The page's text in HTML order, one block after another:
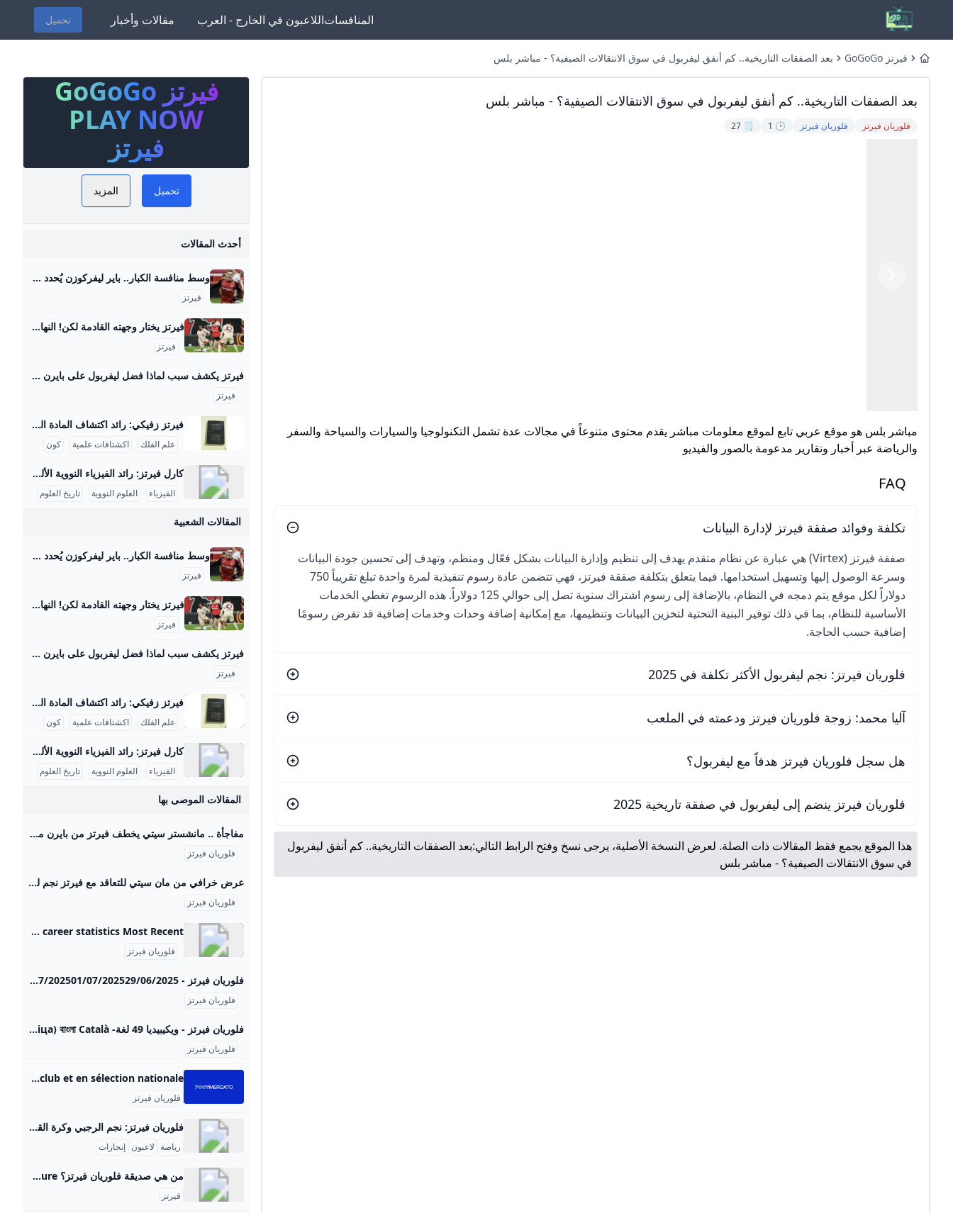
المنافساتاللاعبون في الخارج - العرب مقالات وأخبار تحميل
Homeفيرتز GoGoGo بعد الصفقات التاريخية.. كم أنفق ليفربول في سوق الانتقالات الصيفية؟ - مباشر بلس
بعد الصفقات التاريخية.. كم أنفق ليفربول في سوق الانتقالات الصيفية؟ - مباشر بلس
فلوريان فيرتز فلوريان فيرتز 🕒 1
🗒️ 27
مباشر بلس هو موقع عربي تابع لموقع معلومات مباشر يقدم محتوى متنوعاً في مجالات عدة تشمل التكنولوجيا والسيارات والسياحة والسفر
والرياضة عبر أخبار وتقارير مدعومة بالصور والفيديو
FAQ
تكلفة وفوائد صفقة فيرتز لإدارة البيانات
صفقة فيرتز (Virtex) هي عبارة عن نظام متقدم يهدف إلى تنظيم وإدارة البيانات بشكل فعّال ومنظم، وتهدف إلى تحسين جودة البيانات
وسرعة الوصول إليها وتسهيل استخدامها. فيما يتعلق بتكلفة صفقة فيرتز، فهي تتضمن عادة رسوم تنفيذية لمرة واحدة تبلغ تقريباً 750
دولاراً لكل موقع يتم دمجه في النظام، بالإضافة إلى رسوم اشتراك سنوية تصل إلى حوالي 125 دولاراً. هذه الرسوم تغطي الخدمات
الأساسية للنظام، بما في ذلك توفير البنية التحتية لتخزين البيانات وتنظيمها، مع إمكانية إضافة وحدات وخدمات إضافية قد تفرض رسومًا
إضافية حسب الحاجة.
فلوريان فيرتز: نجم ليفربول الأكثر تكلفة في 2025
آليا محمد: زوجة فلوريان فيرتز ودعمته في الملعب
هل سجل فلوريان فيرتز هدفاً مع ليفربول؟
فلوريان فيرتز ينضم إلى ليفربول في صفقة تاريخية 2025
هذا الموقع يجمع فقط المقالات ذات الصلة. لعرض النسخة الأصلية، يرجى نسخ وفتح الرابط التالي:بعد الصفقات التاريخية.. كم أنفق ليفربول
في سوق الانتقالات الصيفية؟ - مباشر بلس
فيرتز GoGoGo
PLAY NOW
فيرتز
تحميل المزيد
أحدث المقالات
وسط منافسة الكبار.. باير ليفركوزن يُحدد سعر بيع فلوريان فيرتز صحيفة الوطن حدد مسئولو نادي باير ليفركوزن الألماني سعر بيع فلوريان فيرتز، لاعب خط وسط الفريق الأول لكرة القدم بالنادي، في الميركاتو الصيفي المقبل، وذلك في ظل وجود منافسة مشتعلة بين كبار الأندية الأوروبية… {{ article.article_subtitle }} {{ authorName() }} {{ article.author_description }} {{ article.formatted_date }}epa11762162 Florian Wirtz of Leverkusen celebrates after scoring the 1-0 lead during the German Bundesliga soccer match between Bayer 04 Leverkusen and FC St. Pauli in Leverkusen, Germany, 07 December 2024.
فيرتز
فيرتز يختار وجهته القادمة لكن! النهار فيرتز اتفق مع إدارة بايرن ميونيخ الجريدة مواقعنا لبنان عربي بودكاست تسجيل الدخول اشترك - الرئيسية عيش لبنان اقتصاد وأعمال تحقيقات مقالات كتاب النهار آراء منبر كتاب النهار 29-08-2025 | 05:37 استعادة النظام السوري السجناء واللاجئين معاً مؤشّر لنية بناء دولة كتاب النهار 29-08-2025 | 05:30 أيّ رسائل مخفيّة لحراك “حزب الله” السياسي المكثّف؟ رياضة كرة قدم كرة سلة كرة مضرب رياضة ميكانيكية ألعاب قتالية الغولف رياضات أخرى رياضة 29-08-2025 | 06:25 شربل أبو خطار لـ"النهار": الرياضة دواء ومفتاح النجاح الدراسي رياضة 28-08-2025 | 17:06 ازدواج الجنسية… أزمة مستمرّة لنجوم كرة القدم
فيرتز
فيرتز يكشف سبب لماذا فضل ليفربول على بايرن ميونخ - بوابة السعودية نيوز يحاول الفريق بناء نفسه بشكل قوي ليكون قادراً على المنافسة على أعلى مستوى تحت قيادة المدرب آرني سلوت وقد أظهر الفريق أداءً مميزاً في سوق الانتقالات هذا الصيف، انتقال اللاعب إلى ليفربول يمثل تحدياً كبيراً بالنسبة له، حيث قال: “لقد كانت خطوة أصعب أن أترك هذا المحيط وأذهب لبلد آخر مع كل ما يتضمنه من تغييرات وألعب في دوري جديد بأسلوب لعب مختلف”. اختيار واعٍ أضاف اللاعب: “لقد انتقلت لتحدي أكبر، تحدي اخترت خوضه بوعي من أجل أن أنجح وأصبح لاعباً أفضل , لقد اخترت الانتقال إلى ليفربول كقرار واعٍ بالنسبة لي كي أصبح أفضل”.
فيرتز
فيرتز زفيكي: رائد اكتشاف المادة المظلمة والنجوم النيوترونية يسرني تقديم مقال مفصل عن شخصية فريتز زفيكي وإسهاماته العلمية في علم الفلك: فريتز زفيكي: رائد اكتشاف المادة المظلمة والنجوم النيوترونية فريتز زفيكي (14 فبراير 1898 - 8 فبراير 1974) كان عالم فلك سويسري عمل معظم حياته في معهد كاليفورنيا للتكنولوجيا بالولايات المتحدة، وأحدث ثورة في فهمنا للكون من خلال أفكاره واكتشافاته الرائدة. تلقى تعليمه الثانوي في زيوريخ، ثم درس الرياضيات والفيزياء التجريبية بين 1917 و1925 على يد كبار العلماء أمثال أوجوست بيكارد وألبرت أينشتاين، مما أكسبه قاعدة علمية راسخة ساعدته في إرساء أسس علم الفلك الحديث.
علم الفلك اكشتافات علمية كون
كارل فيرتز: رائد الفيزياء النووية الألماني كيرل فيرتز هو عالم فيزياء نووية ألماني بارز وُلد في 24 أبريل 1910 في كولونيا وتوفي في 12 فبراير 1994. حصل على شهادة الدكتوراه في عام 1934 بعد دراسته الفيزياء والكيمياء والرياضيات في جامعات بون وفرايبورغ وبريسلّاو. درّس بعد ذلك كمساعد تدريس لوزير التعليم الألماني كارل فريدريش بونهوفر في جامعة لايبتزغ، وكان عضواً في رابطة المعلمين النازية خلال الفترة النازية في ألمانيا، رغم أنه لم يكن عضواً في الحزب النازي. مهنياً، تميز فيرتز بعمله في معهد كايزر فيلهلم للفيزياء في برلين منذ عام 1937، حيث عمل على تصميم المفاعلات النووية خلال الحرب العالمية الثانية، وبالأخص مفاعل الطبقات الأفقية، بالإضافة إلى قيادة قسم التجارب في المعهد الذي نقل إلى هيتشينجن لتجنب تأثير القصف الجوي في 1944.
الفيزياء العلوم النووية تاريخ العلوم
المقالات الشعبية
وسط منافسة الكبار.. باير ليفركوزن يُحدد سعر بيع فلوريان فيرتز صحيفة الوطن حدد مسئولو نادي باير ليفركوزن الألماني سعر بيع فلوريان فيرتز، لاعب خط وسط الفريق الأول لكرة القدم بالنادي، في الميركاتو الصيفي المقبل، وذلك في ظل وجود منافسة مشتعلة بين كبار الأندية الأوروبية… {{ article.article_subtitle }} {{ authorName() }} {{ article.author_description }} {{ article.formatted_date }}epa11762162 Florian Wirtz of Leverkusen celebrates after scoring the 1-0 lead during the German Bundesliga soccer match between Bayer 04 Leverkusen and FC St. Pauli in Leverkusen, Germany, 07 December 2024.
فيرتز
فيرتز يختار وجهته القادمة لكن! النهار فيرتز اتفق مع إدارة بايرن ميونيخ الجريدة مواقعنا لبنان عربي بودكاست تسجيل الدخول اشترك - الرئيسية عيش لبنان اقتصاد وأعمال تحقيقات مقالات كتاب النهار آراء منبر كتاب النهار 29-08-2025 | 05:37 استعادة النظام السوري السجناء واللاجئين معاً مؤشّر لنية بناء دولة كتاب النهار 29-08-2025 | 05:30 أيّ رسائل مخفيّة لحراك “حزب الله” السياسي المكثّف؟ رياضة كرة قدم كرة سلة كرة مضرب رياضة ميكانيكية ألعاب قتالية الغولف رياضات أخرى رياضة 29-08-2025 | 06:25 شربل أبو خطار لـ"النهار": الرياضة دواء ومفتاح النجاح الدراسي رياضة 28-08-2025 | 17:06 ازدواج الجنسية… أزمة مستمرّة لنجوم كرة القدم
فيرتز
فيرتز يكشف سبب لماذا فضل ليفربول على بايرن ميونخ - بوابة السعودية نيوز يحاول الفريق بناء نفسه بشكل قوي ليكون قادراً على المنافسة على أعلى مستوى تحت قيادة المدرب آرني سلوت وقد أظهر الفريق أداءً مميزاً في سوق الانتقالات هذا الصيف، انتقال اللاعب إلى ليفربول يمثل تحدياً كبيراً بالنسبة له، حيث قال: “لقد كانت خطوة أصعب أن أترك هذا المحيط وأذهب لبلد آخر مع كل ما يتضمنه من تغييرات وألعب في دوري جديد بأسلوب لعب مختلف”. اختيار واعٍ أضاف اللاعب: “لقد انتقلت لتحدي أكبر، تحدي اخترت خوضه بوعي من أجل أن أنجح وأصبح لاعباً أفضل , لقد اخترت الانتقال إلى ليفربول كقرار واعٍ بالنسبة لي كي أصبح أفضل”.
فيرتز
فيرتز زفيكي: رائد اكتشاف المادة المظلمة والنجوم النيوترونية يسرني تقديم مقال مفصل عن شخصية فريتز زفيكي وإسهاماته العلمية في علم الفلك: فريتز زفيكي: رائد اكتشاف المادة المظلمة والنجوم النيوترونية فريتز زفيكي (14 فبراير 1898 - 8 فبراير 1974) كان عالم فلك سويسري عمل معظم حياته في معهد كاليفورنيا للتكنولوجيا بالولايات المتحدة، وأحدث ثورة في فهمنا للكون من خلال أفكاره واكتشافاته الرائدة. تلقى تعليمه الثانوي في زيوريخ، ثم درس الرياضيات والفيزياء التجريبية بين 1917 و1925 على يد كبار العلماء أمثال أوجوست بيكارد وألبرت أينشتاين، مما أكسبه قاعدة علمية راسخة ساعدته في إرساء أسس علم الفلك الحديث.
علم الفلك اكشتافات علمية كون
كارل فيرتز: رائد الفيزياء النووية الألماني كيرل فيرتز هو عالم فيزياء نووية ألماني بارز وُلد في 24 أبريل 1910 في كولونيا وتوفي في 12 فبراير 1994. حصل على شهادة الدكتوراه في عام 1934 بعد دراسته الفيزياء والكيمياء والرياضيات في جامعات بون وفرايبورغ وبريسلّاو. درّس بعد ذلك كمساعد تدريس لوزير التعليم الألماني كارل فريدريش بونهوفر في جامعة لايبتزغ، وكان عضواً في رابطة المعلمين النازية خلال الفترة النازية في ألمانيا، رغم أنه لم يكن عضواً في الحزب النازي. مهنياً، تميز فيرتز بعمله في معهد كايزر فيلهلم للفيزياء في برلين منذ عام 1937، حيث عمل على تصميم المفاعلات النووية خلال الحرب العالمية الثانية، وبالأخص مفاعل الطبقات الأفقية، بالإضافة إلى قيادة قسم التجارب في المعهد الذي نقل إلى هيتشينجن لتجنب تأثير القصف الجوي في 1944.
الفيزياء العلوم النووية تاريخ العلوم
المقالات الموصى بها
مفاجأة .. مانشستر سيتي يخطف فيرتز من بايرن ميونخ! SAMAPRESSسمابرس كشفت شبكة “سكاي سبورتس” الألمانية عن تطور مفاجئ في سوق الانتقالات، حيث توصل نادي مانشستر سيتي لاتفاق شفهي مع باير ليفركوزن من أجل ضم النجم الشاب فلوريان فيرتز، أحد أبرز المواهب الألمانية في السنوات الأخيرة.باير ليفركوزن يفضل مانشستر سيتي على بايرن ميونخبحسب المصادر، فإن إدارة ليفركوزن تفضل بيع فيرتز إلى مانشستر سيتي بدلاً من منافسها كشفت شبكة “سكاي سبورتس” الألمانية عن تطور مفاجئ في سوق الانتقالات، حيث توصل نادي مانشستر سيتي لاتفاق شفهي مع باير ليفركوزن من أجل ضم النجم الشاب فلوري samapress0 6 دقيقة واحدة
فلوريان فيرتز
عرض خرافي من مان سيتي للتعاقد مع فيرتز نجم ليفركوزن رياضة الجزيرة نت تعمل إدارة مانشستر سيتي بكل قوة على تعزيز صفوفه خلال سوق الانتقالات الصيفية المقبلة استعدادا للموسم الكروي القادم 2025-2026، إذ تقترب من التعاقد مع أحد أبرز نجوم الدوري الألماني وفق تقارير بريطانية. list of 2 itemslist 1 of 2 أغلى 10 صفقات في تاريخ كرة القدم بعد انتقال إيزاك إلى ليفربول list 2 of 2 يوم أخبر ريال مدريد بيدري نجم برشلونة بأنه لا يصلح للعب end of list
فلوريان فيرتز
Florian Wirtz - Soccer player profile & career statistics - Global Sports Archive Player profile page of Florian Wirtz ( Soccer ) with player details, recent matches and career statistics Most Recentالدوري الإنجليزي 2025/2026الدرع الخيرية 2025دوري الامم الاوروبية 2024/2025 الدوري الألماني 2024/2025 كأس السوبر الألماني 2024كأس الاتحاد الالماني 2024/2025دوري أبطال أوروبا 2024/2025 بطولة أمم أوروبا 2024 ألمانيامباريات دولية ودية 2024الدوري الألماني 2023/2024 كأس الاتحاد الالماني 2023/2024الدوري الأوروبي 2023/2024مباريات دولية ودية 2023 الدوري الألماني 2022/2023 الدوري الأوروبي 2022/2023 الدوري الألماني 2021/2022 كأس الاتحاد الالماني 2021/2022الدوري الأوروبي 2021/2022تصفيات كأس العالم 2022 قطربطولة أوروبا تحت 21 سنة 2021 المجر / سلوفينياالدوري الألماني 2020/2021 كأس الاتحاد الالماني 2020/2021الدوري الأوروبي 2020/2021الدوري الألماني 2019/2020 بوندسليغا لتحت الـ19 سنة 2019/2020بوندسليغا لتحت الـ17 سنة 2019/2020كأس الاتحاد الالماني 2019/2020الدوري الأوروبي 2019/2020تصفيات أوروبا تحت 21 سنة 2021 المجر / سلوفينياB-Junioren-Bundesliga 2018/2019
فلوريان فيرتز
فلوريان فيرتز - 365Scores 05/08/202505/08/202501/08/202531/07/202526/07/202520/07/202502/09/202517/07/202501/07/202529/06/2025
فلوريان فيرتز
فلوريان فيرتز - ويكيبيديا 49 لغة- Беларуская (тарашкевіца) বাংলা Català کوردی Čeština Dansk Deutsch Ελληνικά English Esperanto Español
فلوريان فيرتز
Florian Wirtz : Palmarès Age et Club Liverpool Tout sur Florian Wirtz : transferts, salaire, palmarès, statistiques en club et en sélection nationale.
فلوريان فيرتز
فلوريان فيرتز: نجم الرجبي وكرة القدم الألماني الشاب فلوريان فيرتز هو لاعب اتحاد رغبي فرنسي ولد في 17 يناير 1984 في مدينة سينس بفرنسا. بدأ مسيرته الرياضية في لعب الرجبي كمحترف مع نادي ستاد تولوز (Stade Toulousain)، أحد أشهر أندية الرجبي في فرنسا والعالم، حيث شغل مركز وسط الملعب. عرف فيرتز بأدائه القوي ولمسته الفنية التي مكنته من أن يكون عنصراً أساسياً في فريقه الذي اقتنص معه عدة ألقاب، من بينها لقب دوري التوب 14 الفرنسي. كما حقق نجاحات مهمة على المستوى الدولي حيث شارك مع منتخب فرنسا في عدة بطولات دولية من بينها بطولة الأمم الست الشهيرة والتي تتمتع بمكانة كبيرة في عالم الرجبي.
رياضة لاعبون إنجازات
من هي صديقة فلوريان فيرتز؟ A brief description of his playing style Wirtz frequently drifts into wide areas or assumes a false-nine role, making him unpredictable for defenders. Adept at exploiting small gaps in opposition defenses, he generates scoring opportunities even under pressure.
فيرتز